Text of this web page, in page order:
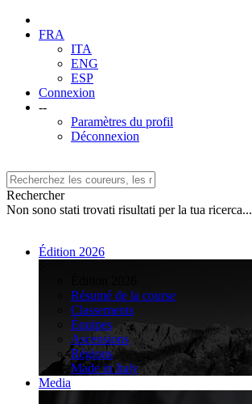
FRA
ITA
ENG
ESP
Connexion
--
Paramètres du profil
Déconnexion
Rechercher
Non sono stati trovati risultati per la tua ricerca...
Édition 2026
Résumé de la course
Classements
Équipes
Ascensions
Régions
Made in Italy
Media